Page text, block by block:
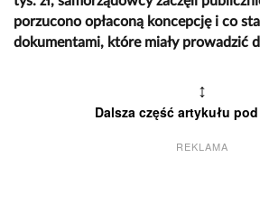
porzucono opłaconą koncepcję i co
dokumentami, które miały prowadzić
↕
Dalsza część artykułu
REKLAMA